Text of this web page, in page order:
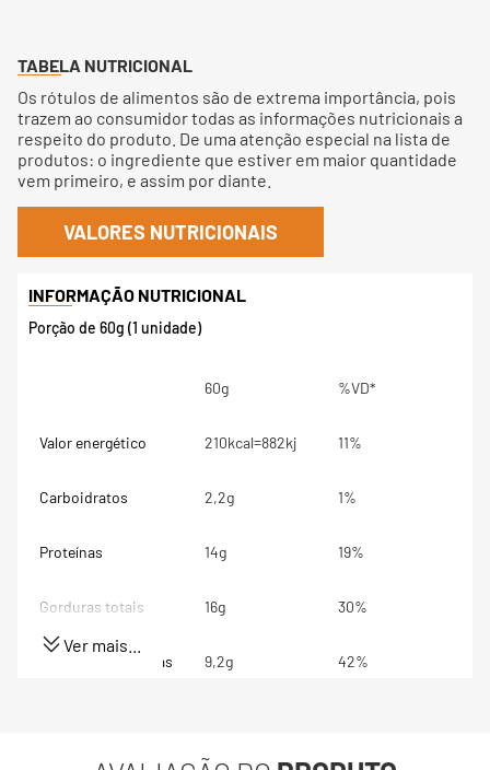
TABELA NUTRICIONAL
Os rótulos de alimentos são de extrema importância, pois
trazem ao consumidor todas as informações nutricionais a
respeito do produto. De uma atenção especial na lista de
produtos: o ingrediente que estiver em maior quantidade
vem primeiro, e assim por diante.
VALORES NUTRICIONAIS
Porção de 60g (1 unidade)
60g %VD*
Valor energético 210kcal=882kj 11%
Carboidratos 2,2g 1%
Proteínas 14g 19%
Gorduras totais 16g 30%
Gorduras Saturadas 9,2g 42%
Ver mais...